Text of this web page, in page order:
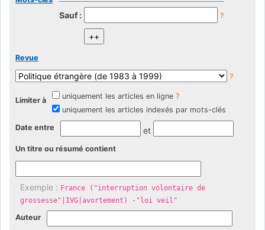
Sauf : ?
Revue
?
Limiter à uniquement les articles en ligne ?
uniquement les articles indexés par mots-clés
Date entre et
Un titre ou résumé contient
Exemple : France ("interruption volontaire de
grossesse"|IVG|avortement) -"loi veil"
Auteur